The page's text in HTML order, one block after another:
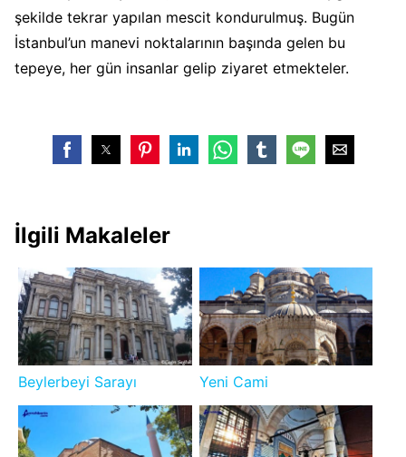
şekilde tekrar yapılan mescit kondurulmuş. Bugün
İstanbul’un manevi noktalarının başında gelen bu
tepeye, her gün insanlar gelip ziyaret etmekteler.
İlgili Makaleler
Beylerbeyi Sarayı Yeni Cami